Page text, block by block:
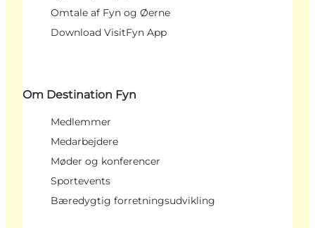
Omtale af Fyn og Øerne
Download VisitFyn App
Om Destination Fyn
Medlemmer
Medarbejdere
Møder og konferencer
Sportevents
Bæredygtig forretningsudvikling